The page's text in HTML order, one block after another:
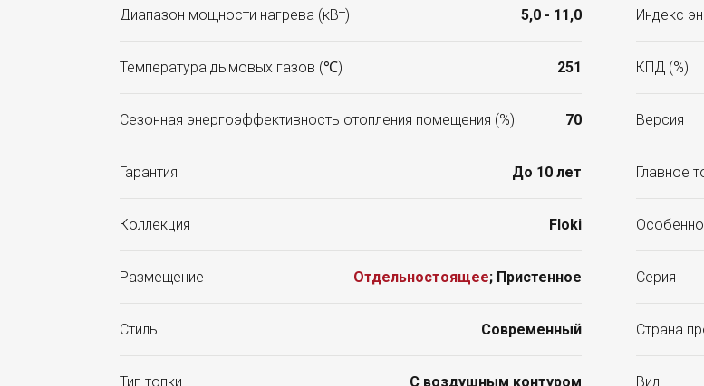
Диапазон мощности нагрева (кВт) 5,0 - 11,0 Индекс
Температура дымовых газов (℃) 251 КПД (%)
Сезонная энергоэффективность отопления помещения (%) 70 Версия
Гарантия До 10 лет Главное
Коллекция Floki
Размещение Отдельностоящее; Пристенное Серия
Стиль Современный Страна
Тип топки С воздушным контуром
Вид